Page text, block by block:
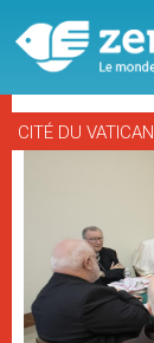
CITÉ DU VATICAN